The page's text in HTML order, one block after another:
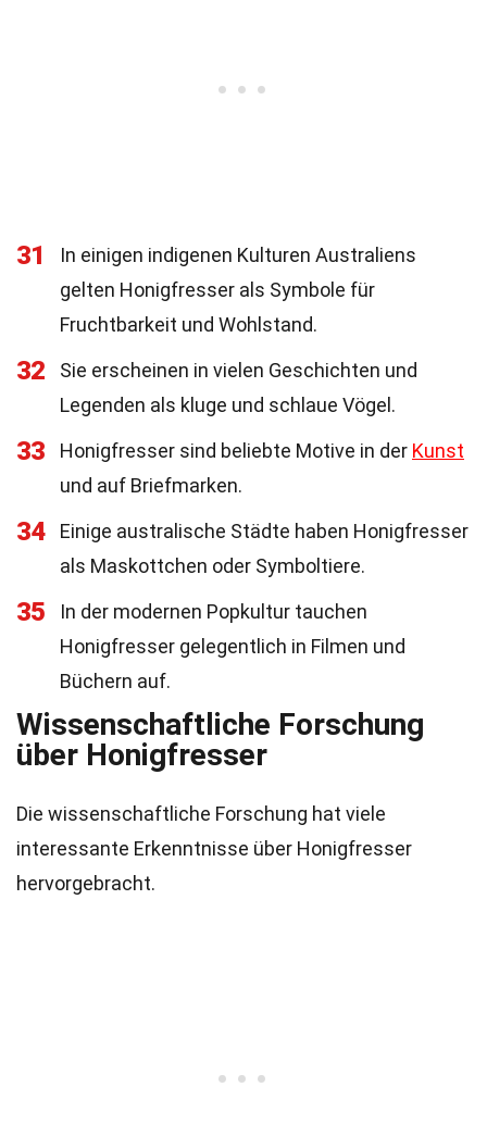
31
In einigen indigenen Kulturen Australiens
gelten Honigfresser als Symbole für
Fruchtbarkeit und Wohlstand.
32
Sie erscheinen in vielen Geschichten und
Legenden als kluge und schlaue Vögel.
33 Honigfresser sind beliebte Motive in der Kunst
und auf Briefmarken.
34
Einige australische Städte haben Honigfresser
als Maskottchen oder Symboltiere.
35
In der modernen Popkultur tauchen
Honigfresser gelegentlich in Filmen und
Büchern auf.
Wissenschaftliche Forschung
über Honigfresser
Die wissenschaftliche Forschung hat viele
interessante Erkenntnisse über Honigfresser
hervorgebracht.